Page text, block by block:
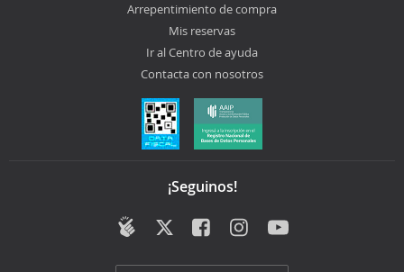
Arrepentimiento de compra
Mis reservas
Ir al Centro de ayuda
Contacta con nosotros
¡Seguinos!